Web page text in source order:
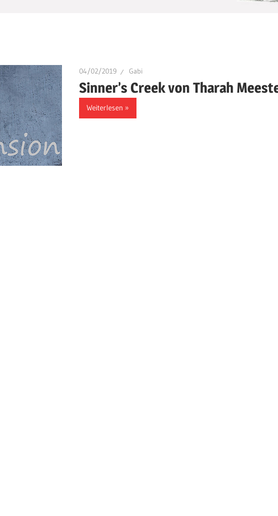
04/02/2019 Gabi
Sinner’s Creek von Tharah
Weiterlesen